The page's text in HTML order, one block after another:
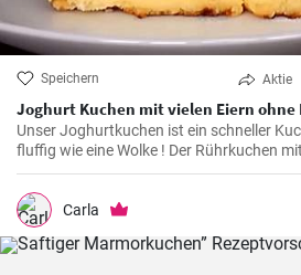
Speichern Aktie
Joghurt Kuchen mit vielen Eiern ohne
Unser Joghurtkuchen ist ein schneller
fluffig wie eine Wolke ! Der Rührkuchen
geschlagenem Eiweiß (ohne Mehl) wird
er so flauschig und lecker ist.
Carla